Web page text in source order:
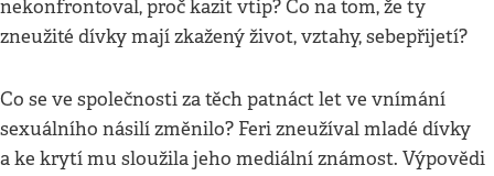
nekonfrontoval, proč kazit vtip? Co na tom, že ty
zneužité dívky mají zkažený život, vztahy, sebepřijetí?
Co se ve společnosti za těch patnáct let ve vnímání
sexuálního násilí změnilo? Feri zneužíval mladé dívky
a ke krytí mu sloužila jeho mediální známost. Výpovědi